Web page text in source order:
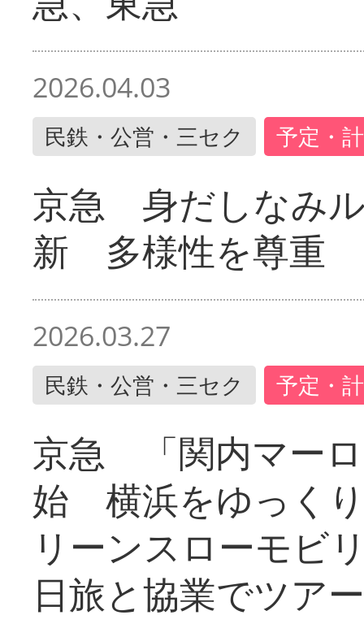
2026.04.03
民鉄・公営・三セク 予定・
京急 身だしなみ
新 多様性を尊重
2026.03.27
民鉄・公営・三セク 予定・
京急 「関内マー
始 横浜をゆっく
リーンスローモ
日旅と協業でツアー